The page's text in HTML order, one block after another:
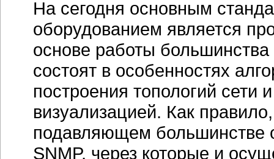
На сегодня основным
оборудованием является
основе работы большинства
состоят в особенностях
построения топологий
визуализацией. Как
подавляющем большинстве
SNMP, через которые и